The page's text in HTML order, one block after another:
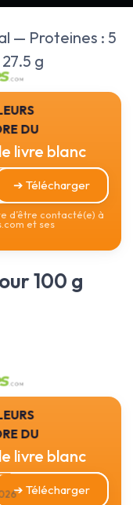
— Proteines : 5
g
du
livre blanc
➔ Télécharger
d’être contacté(e) à
et ses
100 g
du
livre blanc
➔ Télécharger